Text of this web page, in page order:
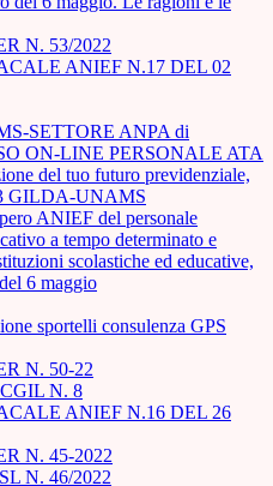
N. 53/2022
ANIEF N.17 DEL 02
SETTORE ANPA di
ON-LINE PERSONALE ATA
del tuo futuro previdenziale,
GILDA-UNAMS
ANIEF del personale
a tempo determinato e
scolastiche ed educative,
6 maggio
sportelli consulenza GPS
N. 50-22
N. 8
ANIEF N.16 DEL 26
N. 45-2022
N. 46/2022